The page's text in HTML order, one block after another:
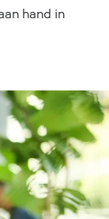
hand in